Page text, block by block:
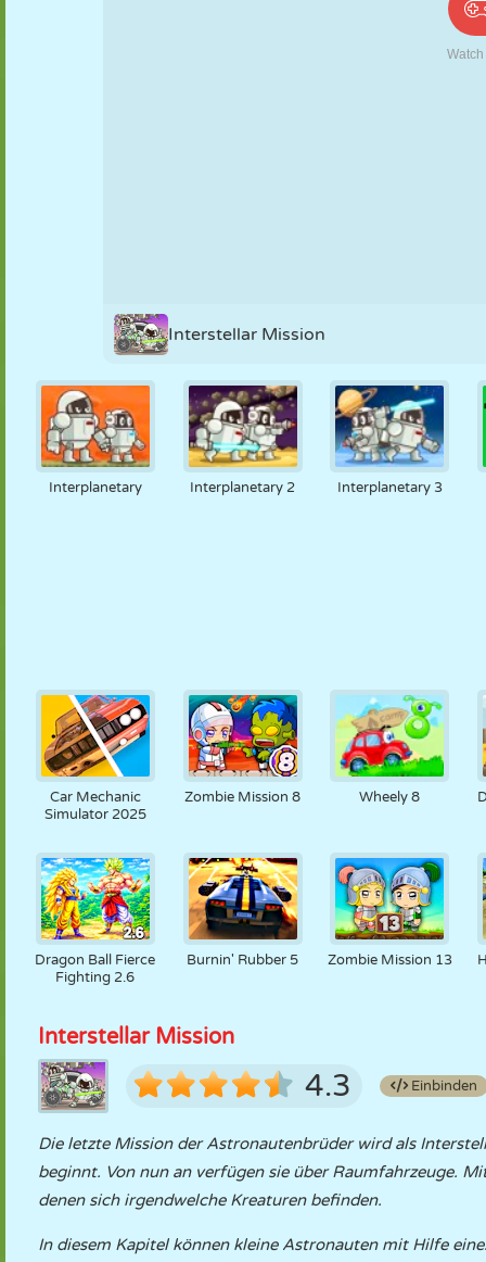
Interstellar Mission
Interplanetary Interplanetary 2 Interplanetary 3
Car Mechanic
Simulator 2025
Zombie Mission 8 Wheely 8
Dragon Ball Fierce
Fighting 2.6
Burnin' Rubber 5 Zombie Mission 13
Interstellar Mission
4.3 Einbinden
Die letzte Mission der Astronautenbrüder wird als
beginnt. Von nun an verfügen sie über Raumfahrzeuge.
denen sich irgendwelche Kreaturen befinden.
In diesem Kapitel können kleine Astronauten mit Hilfe